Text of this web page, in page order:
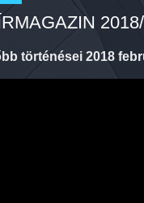
történései 2018